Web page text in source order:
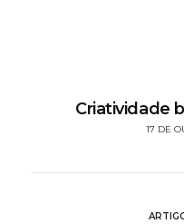
Criatividade
17 DE